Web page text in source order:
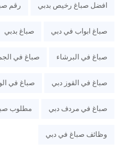
افضل صباغ رخيص بدبي رقم
صباغ ابواب في دبي صباغ بدبي
صباغ في البرشاء صباغ في
صباغ في القوز دبي صباغ في
صباغ في مردف دبي مطلوب
وظائف صباغ في دبي